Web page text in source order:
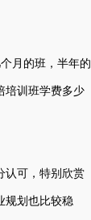
月的班，半年的
培训班学费多少
认可，特别欣赏
规划也比较稳